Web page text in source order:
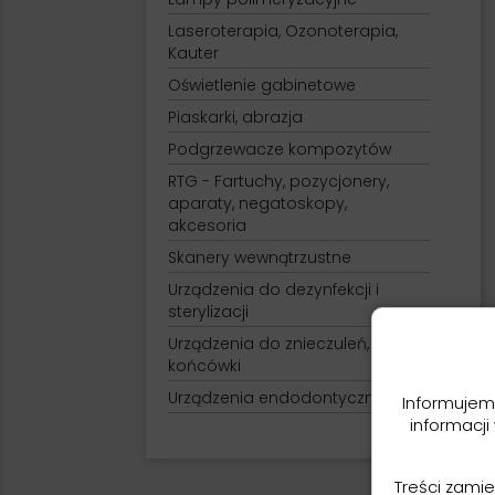
Laseroterapia, Ozonoterapia,
Kauter
Oświetlenie gabinetowe
Piaskarki, abrazja
Podgrzewacze kompozytów
RTG - Fartuchy, pozycjonery,
aparaty, negatoskopy,
akcesoria
Skanery wewnątrzustne
Urządzenia do dezynfekcji i
sterylizacji
Urządzenia do znieczuleń,
końcówki
Urządzenia endodontyczne
informacji
Treści